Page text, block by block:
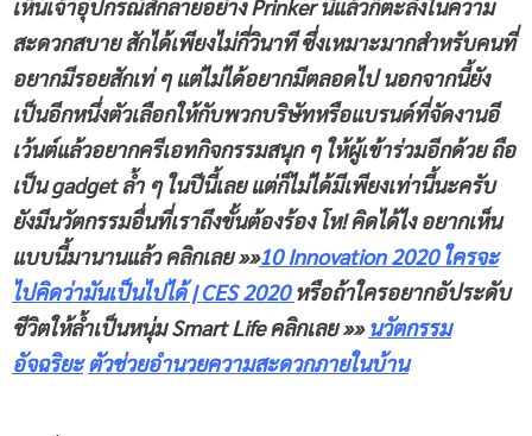
เห็นเจ้าอุปกรณ์สักลายอย่างPrinkerนี้แล้วก็ตะลึงในความ
สะดวกสบาย สักได้เพียงไม่กี่วินาที ซึ่งเหมาะมากสำหรับคนที่
อยากมีรอยสักเท่ ๆ แต่ไม่ได้อยากมีตลอดไป นอกจากนี้ยัง
เป็นอีกหนึ่งตัวเลือกให้กับพวกบริษัทหรือแบรนด์ที่จัดงานอี
เว้นต์แล้วอยากครีเอทกิจกรรมสนุก ๆ ให้ผู้เข้าร่วมอีกด้วย ถือ
เป็น gadget ล้ำ ๆ ในปีนี้เลย แต่ก็ไม่ได้มีเพียงเท่านี้นะครับ
ยังมีนวัตกรรมอื่นที่เราถึงขั้นต้องร้อง โห! คิดได้ไง อยากเห็น
แบบนี้มานานแล้ว คลิกเลย»»10 Innovation 2020 ใครจะ
ไปคิดว่ามันเป็นไปได้ | CES 2020หรือถ้าใครอยากอัประดับ
ชีวิตให้ล้ำเป็นหนุ่มSmart Life คลิกเลย»» นวัตกรรม
อัจฉริยะ ตัวช่วยอำนวยความสะดวกภายในบ้าน